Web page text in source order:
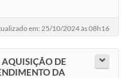
em: 25/10/2024 às 08h16
AQUISIÇÃO DE
DA